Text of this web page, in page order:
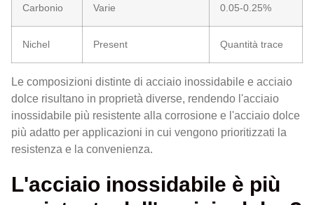
Carbonio Varie 0.05-0.25%
Nichel Present Quantità trace
Le composizioni distinte di acciaio inossidabile e acciaio
dolce risultano in proprietà diverse, rendendo l'acciaio
inossidabile più resistente alla corrosione e l'acciaio dolce
più adatto per applicazioni in cui vengono prioritizzati la
resistenza e la convenienza.
L'acciaio inossidabile è più